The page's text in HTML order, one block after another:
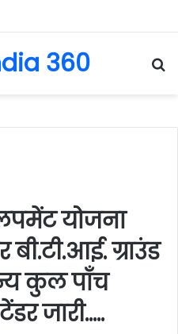
360
योजना
ग्राउंड
कुल पाँच
जारी…..